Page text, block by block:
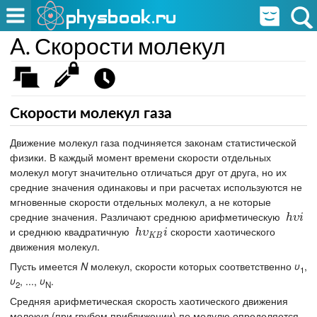
A. Скорости молекул
Скорости молекул газа
Движение молекул газа подчиняется законам статистической
физики. В каждый момент времени скорости отдельных
молекул могут значительно отличаться друг от друга, но их
средние значения одинаковы и при расчетах используются не
мгновенные скорости отдельных молекул, а не которые
средние значения. Различают среднюю арифметическую hυi
hυi
и среднюю квадратичную hυKBi
hυKBi
скорости хаотического
движения молекул.
Пусть имеется Nмолекул, скорости которых соответственно υ1,
υ2, ..., υN.
Средняя арифметическая скорость хаотического движения